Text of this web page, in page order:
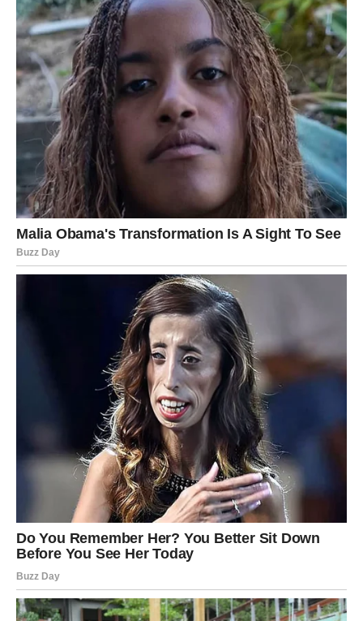
vam ne koristi.Na primjer, možda imate kolegu koji se
uvijek nudi da vam pomogne, ali to čini samo kako bi
mogao imati kontrolu nad situacijom ili kako bi kasnije
mogao nešto od vas zatražiti. Ako primijetite da se neko
ponaša ljubazno samo kada nešto želi od vas, ili ako
osjećate da njihova ljubaznost ima skrivene motive, to
može biti znak da imate posla s manipulatorom. U takvim
situacijama, važno je postaviti jasne granice i ne dopustiti
im da vas koriste za vlastite ciljeve.
Kako se oduprijeti lošim ljudima
Iako je nemoguće potpuno eliminirati loše ljude iz našeg
života, ključno je naučiti kako da se zaštitimo od njihovog
negativnog uticaja. Prvi korak je prepoznavanje njihovih
karakteristika i uspostavljanje razdaljine između sebe i
Uzimajući u obzir gorepomenute osobine, možete
naučiti kako se zaštititi i obraniti od manipulacija,
negativnosti i loših namjera. Pored toga, važno je graditi
mrežu pozitivnih odnosa s ljudima koji vas podržavaju,
inspirišu i motivišu na lični rast i sreću.Okružite se
osobama koje vas podižu i motivišu, a to će vam pomoći
da izgradite otpornost prema lošim uticajima.
U konačnici, njegovanje vlastitog emocionalnog i
mentalnog zdravlja ključno je za uspješan život.
Stvaranjem granica i prepoznavanjem negativnih utjecaja,
možete osigurati da vaša okolina bude ispunjena
pozitivnošću i radošću. Na kraju, važno je ne zaboraviti da